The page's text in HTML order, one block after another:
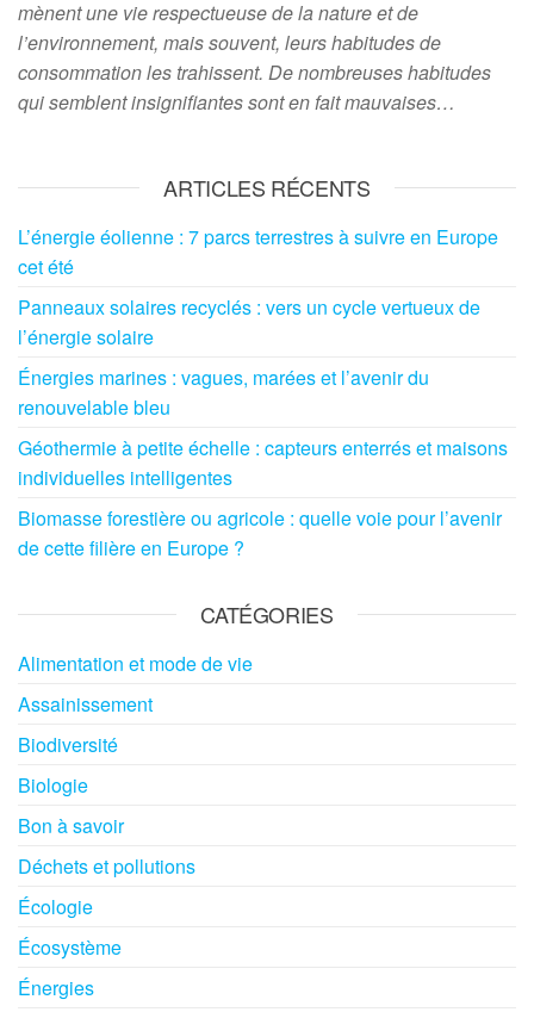
mènent une vie respectueuse de la nature et de
l’environnement, mais souvent, leurs habitudes de
consommation les trahissent. De nombreuses habitudes
qui semblent insignifiantes sont en fait mauvaises…
ARTICLES RÉCENTS
L’énergie éolienne : 7 parcs terrestres à suivre en Europe
cet été
Panneaux solaires recyclés : vers un cycle vertueux de
l’énergie solaire
Énergies marines : vagues, marées et l’avenir du
renouvelable bleu
Géothermie à petite échelle : capteurs enterrés et maisons
individuelles intelligentes
Biomasse forestière ou agricole : quelle voie pour l’avenir
de cette filière en Europe ?
CATÉGORIES
Alimentation et mode de vie
Assainissement
Biodiversité
Biologie
Bon à savoir
Déchets et pollutions
Écologie
Écosystème
Énergies